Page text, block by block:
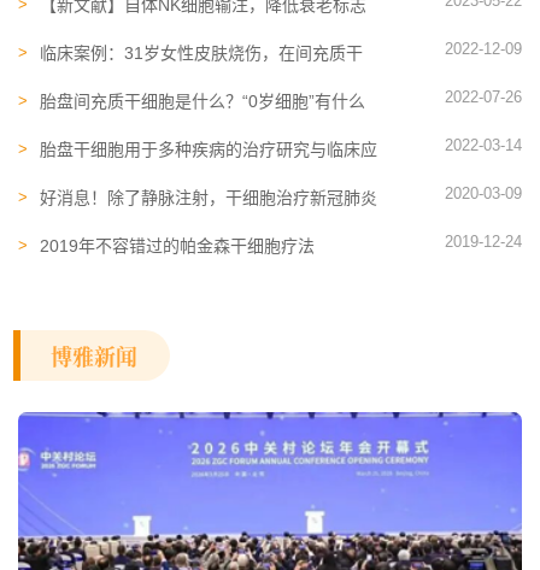
【新文献】自体NK细胞输注，降低衰老标志
临床案例：31岁女性皮肤烧伤，在间充质干
2022-12-09
胎盘间充质干细胞是什么？“0岁细胞”有什么
2022-07-26
胎盘干细胞用于多种疾病的治疗研究与临床应
2022-03-14
好消息！除了静脉注射，干细胞治疗新冠肺炎
2020-03-09
2019年不容错过的帕金森干细胞疗法 2019-12-24
博雅新闻